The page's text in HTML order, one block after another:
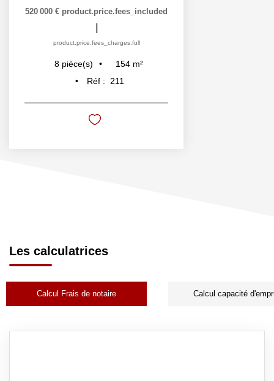
520 000 € product.price.fees_included
product.price.fees_charges.full
8 pièce(s) 154 m²
Réf :
211
Les calculatrices
Calcul Frais de notaire Calcul capacité